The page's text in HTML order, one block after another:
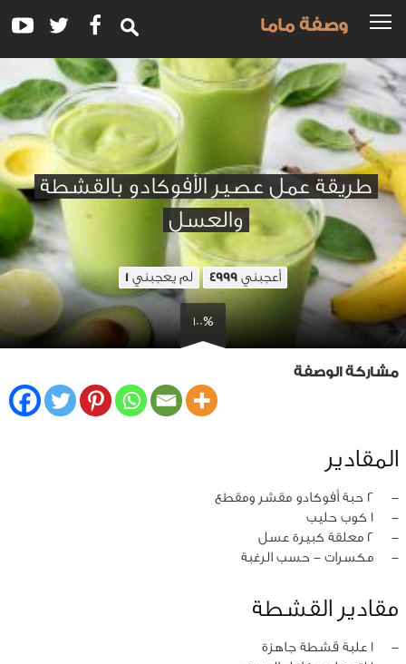
وصفة ماما
طريقة عمل عصير الأفوكادو بالقشطة
والعسل
أعجبني 4999 لم يعجبني 1
100%
مشاركة الوصفة
المقادير
‏-
2 حبة أفوكادو مقشر ومقطع
‏-
1 كوب حليب
‏-
2 معلقة كبيرة عسل
‏-
مكسرات - حسب الرغبة
مقادير القشطة
‏-
1 علبة قشطة جاهزة